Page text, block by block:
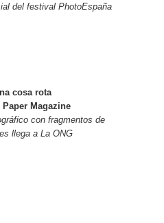
del festival PhotoEspaña
cosa rota
Magazine
con fragmentos de
llega a La ONG